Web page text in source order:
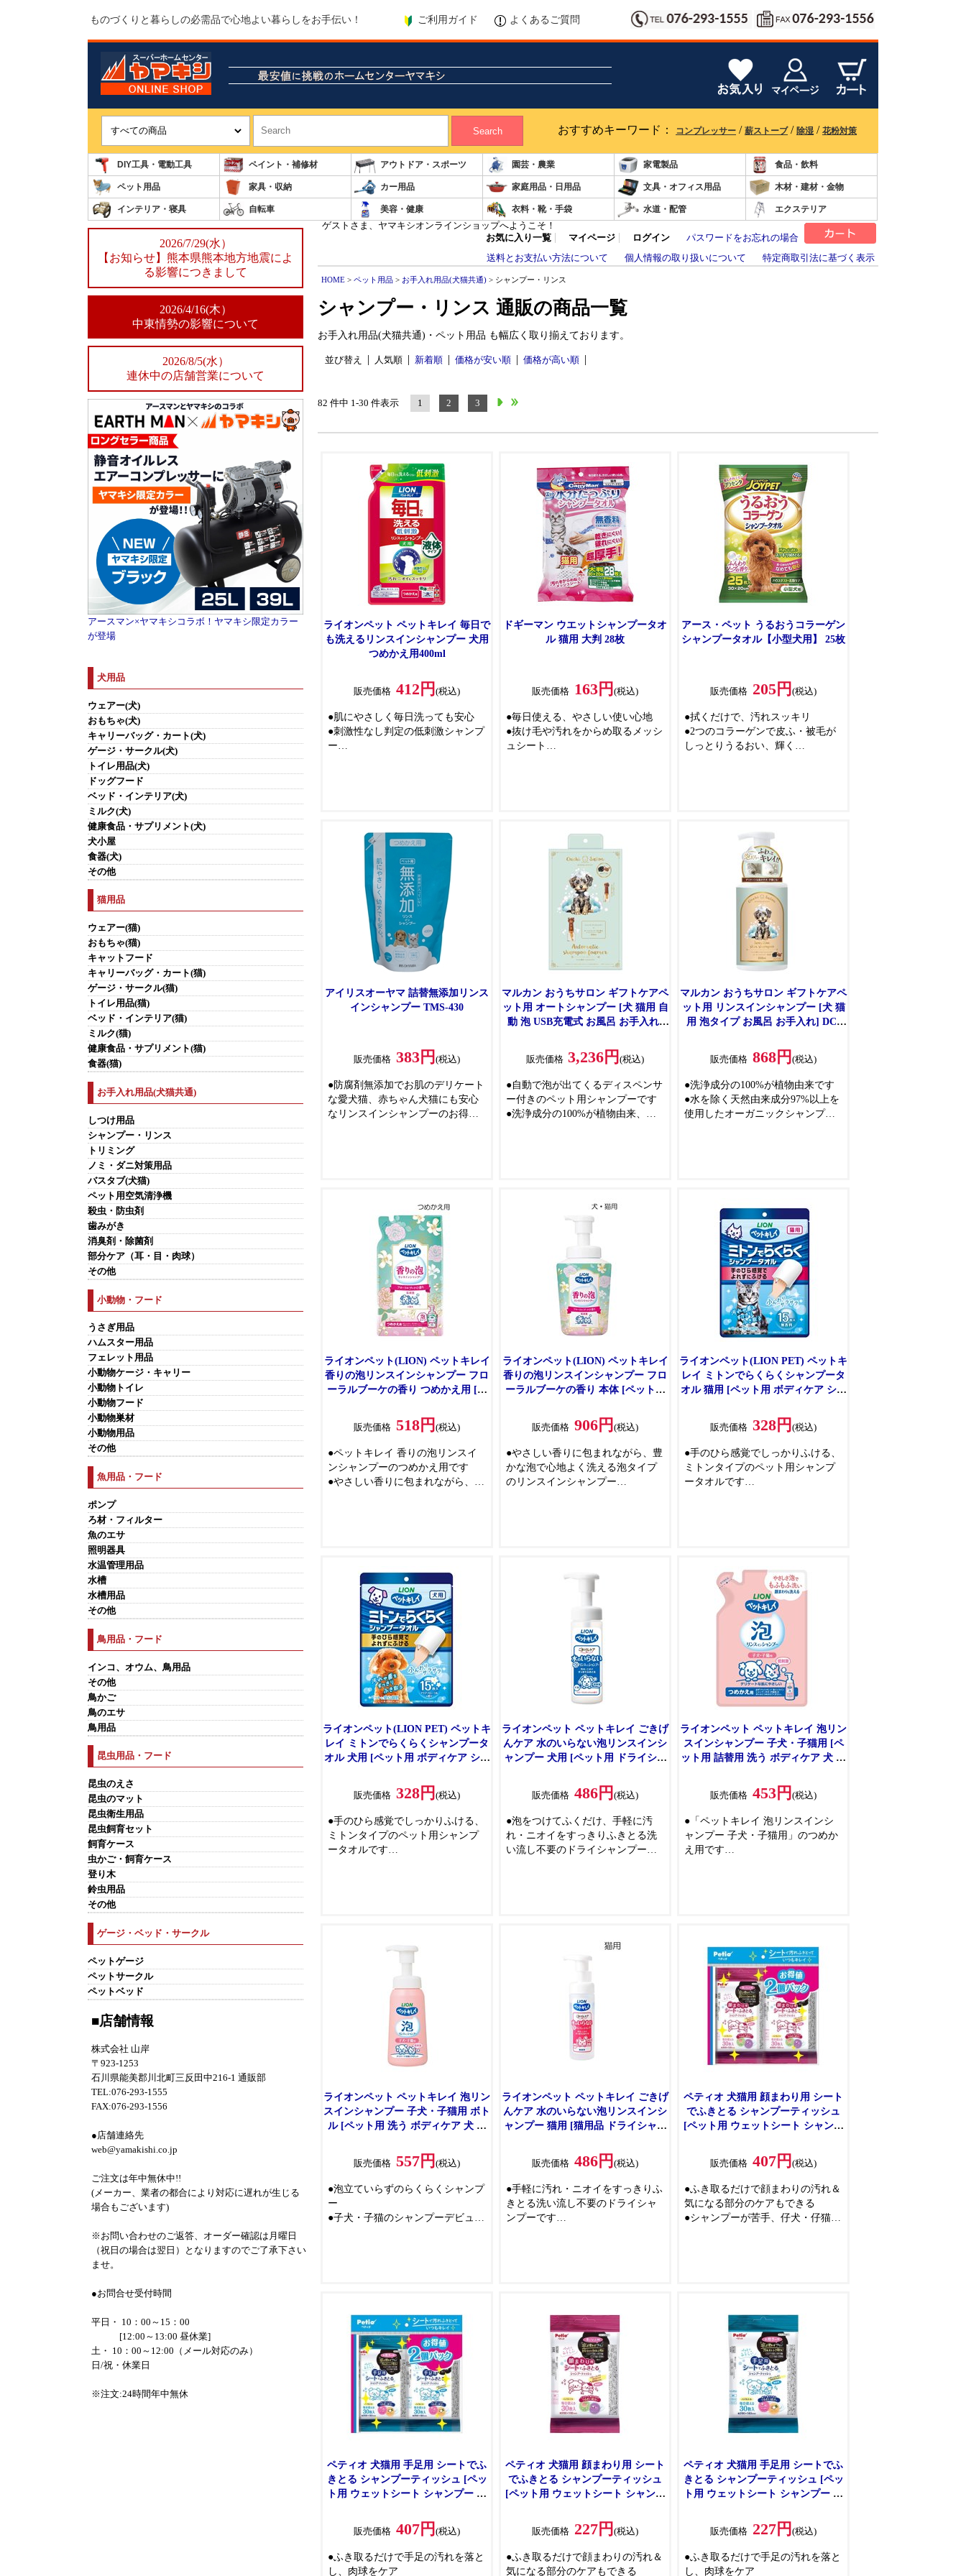
ものづくりと暮らしの必需品で心地よい暮らしをお手伝い！ ご利用ガイド よくあるご質問
Search おすすめキーワード： コンプレッサー / 薪ストーブ/ 除湿 / 花粉対策
DIY工具・電動工具 ペイント・補修材 アウトドア・スポーツ 園芸・農業 家電製品 食品・飲料
ペット用品 家具・収納 カー用品 家庭用品・日用品 文具・オフィス用品 木材・建材・金物
インテリア・寝具 自転車 美容・健康 衣料・靴・手袋 水道・配管 エクステリア
2026/7/29(水）
【お知らせ】熊本県熊本地方地震によ
る影響につきまして
2026/4/16(木）
中東情勢の影響について
2026/8/5(水）
連休中の店舗営業について
アースマン×ヤマキシコラボ！ヤマキシ限定カラー
が登場
犬用品
ウェアー(犬)
おもちゃ(犬)
キャリーバッグ・カート(犬)
ゲージ・サークル(犬)
トイレ用品(犬)
ドッグフード
ベッド・インテリア(犬)
ミルク(犬)
健康食品・サプリメント(犬)
犬小屋
食器(犬)
その他
猫用品
ウェアー(猫)
おもちゃ(猫)
キャットフード
キャリーバッグ・カート(猫)
ゲージ・サークル(猫)
トイレ用品(猫)
ベッド・インテリア(猫)
ミルク(猫)
健康食品・サプリメント(猫)
食器(猫)
お手入れ用品(犬猫共通)
しつけ用品
シャンプー・リンス
トリミング
ノミ・ダニ対策用品
バスタブ(犬猫)
ペット用空気清浄機
殺虫・防虫剤
歯みがき
消臭剤・除菌剤
部分ケア（耳・目・肉球）
その他
小動物・フード
うさぎ用品
ハムスター用品
フェレット用品
小動物ケージ・キャリー
小動物トイレ
小動物フード
小動物巣材
小動物用品
その他
魚用品・フード
ポンプ
ろ材・フィルター
魚のエサ
照明器具
水温管理用品
水槽
水槽用品
その他
鳥用品・フード
インコ、オウム、鳥用品
その他
鳥かご
鳥のエサ
鳥用品
昆虫用品・フード
昆虫のえさ
昆虫のマット
昆虫衛生用品
昆虫飼育セット
飼育ケース
虫かご・飼育ケース
登り木
鈴虫用品
その他
ゲージ・ベッド・サークル
ペットゲージ
ペットサークル
ペットベッド
■店舗情報
株式会社 山岸
〒923-1253
石川県能美郡川北町三反田中216-1 通販部
TEL:076-293-1555
FAX:076-293-1556
●店舗連絡先
web@yamakishi.co.jp
ご注文は年中無休中!!
(メーカー、業者の都合により対応に遅れが生じる
場合もございます)
※お問い合わせのご返答、オーダー確認は月曜日
（祝日の場合は翌日）となりますのでご了承下さい
ませ。
●お問合せ受付時間
平日・ 10：00～15：00
[12:00～13:00 昼休業]
土・ 10：00～12:00（メール対応のみ）
日/祝・休業日
※注文:24時間年中無休
ゲストさま、ヤマキシオンラインショップへようこそ！
お気に入り一覧
マイページ ログイン
パスワードをお忘れの場合
送料とお支払い方法について
個人情報の取り扱いについて 特定商取引法に基づく表示
HOME > ペット用品 > お手入れ用品(犬猫共通) > シャンプー・リンス
シャンプー・リンス 通販の商品一覧
お手入れ用品(犬猫共通)・ペット用品 も幅広く取り揃えております。
並び替え 人気順 新着順 価格が安い順 価格が高い順
82 件中 1-30 件表示 1 2 3
ライオンペット ペットキレイ 毎日で
も洗えるリンスインシャンプー 犬用
つめかえ用400ml
販売価格 412円 (税込)
●肌にやさしく毎日洗っても安心
●刺激性なし判定の低刺激シャンプ
ー
かに仕上げます
●うるおい成分アミノ酸配合
●やさしいマイルドフローラルの香
り(微香性)
※モデル皮ふ刺激性試験結果(全て
のペットに刺激がないわけではあ
りません。)
ドギーマン ウエットシャンプータオ
ル 猫用 大判 28枚
販売価格 163円 (税込)
●毎日使える、やさしい使い心地
●抜け毛や汚れをからめ取るメッシ
ュシート
ゃんにも安心です
●ジメジメした梅雨時季や、寒くて
乾燥する冬の時季も、水を使わず
拭き取るだけでシャンプーしたよ
うにスッキリ
アース・ペット うるおうコラーゲン
シャンプータオル【小型犬用】 25枚
販売価格 205円 (税込)
●拭くだけで、汚れスッキリ
●2つのコラーゲンで皮ふ・被毛が
しっとりうるおい、輝く
●ふんわりソープの香り
アイリスオーヤマ 詰替無添加リンス
インシャンプー TMS-430
販売価格 383円 (税込)
●防腐剤無添加でお肌のデリケート
な愛犬猫、赤ちゃん犬猫にも安心
なリンスインシャンプーのお得な
ラルの香りです
●便利な詰め替え用もございます
マルカン おうちサロン ギフトケアペ
ット用 オートシャンプー [犬 猫用 自
動 泡 USB充電式 お風呂 お手入れ]
販売価格 3,236円(税込)
●自動で泡が出てくるディスペンサ
ー付きのペット用シャンプーです
●洗浄成分の100%が植物由来、水
マルカン おうちサロン ギフトケアペ
ット用 リンスインシャンプー [犬 猫
用 泡タイプ お風呂 お手入れ] DC-
販売価格 868円 (税込)
●洗浄成分の100%が植物由来です
●水を除く天然由来成分97%以上を
使用したオーガニックシャンプー
●子犬・子猫のはじめてのシャンプ
ーにもおすすめです
ライオンペット(LION) ペットキレイ
香りの泡リンスインシャンプー フロ
ーラルブーケの香り つめかえ用 [ペ
販売価格 518円 (税込)
●ペットキレイ 香りの泡リンスイ
ンシャンプーのつめかえ用です
●やさしい香りに包まれながら、豊
●汚れ・ニオイをスッキリ落とす
●洗浄成分の100%が植物生まれ
●肌にやさしい刺激性なし判定処方
●シルクプロテイン配合
●華やかなフローラルブーケの香り
ライオンペット(LION) ペットキレイ
香りの泡リンスインシャンプー フロ
ーラルブーケの香り 本体 [ペット用
販売価格 906円 (税込)
●やさしい香りに包まれながら、豊
かな泡で心地よく洗える泡タイプ
のリンスインシャンプー
●洗浄成分の100%が植物生まれ
●肌にやさしい刺激性なし判定処方
●シルクプロテイン配合
●華やかなフローラルブーケの香り
ライオンペット(LION PET) ペットキ
レイ ミトンでらくらくシャンプータ
オル 猫用 [ペット用 ボディケア シャ
販売価格 328円 (税込)
●手のひら感覚でしっかりふける、
ミトンタイプのペット用シャンプ
ータオルです
●ふんわりサラサラに仕上げ
●洗浄成分は食品にも使われる成分
●ペットに安心設計(ノンアルコー
ル、皮ふ刺激性なし判定処方)
ライオンペット(LION PET) ペットキ
レイ ミトンでらくらくシャンプータ
オル 犬用 [ペット用 ボディケア シャ
販売価格 328円 (税込)
●手のひら感覚でしっかりふける、
ミトンタイプのペット用シャンプ
ータオルです
●洗浄成分は食品にも使われる成分
●ペットに安心設計(ノンアルコー
ル、皮ふ刺激性なし判定処方)
●やさしいアクアフローラルの香り
ライオンペット ペットキレイ ごきげ
んケア 水のいらない泡リンスインシ
ャンプー 犬用 [ペット用 ドライシャ
販売価格 486円 (税込)
●泡をつけてふくだけ、手軽に汚
れ・ニオイをすっきりふきとる洗
い流し不要のドライシャンプーで
●洗浄成分は食品にも使える成分
ライオンペット ペットキレイ 泡リン
スインシャンプー 子犬・子猫用 [ペ
ット用 詰替用 洗う ボディケア 犬 猫
販売価格 453円 (税込)
●「ペットキレイ 泡リンスインシ
ャンプー 子犬・子猫用」のつめか
え用です
まわりも洗いやすい
●洗浄成分の100%が植物生まれ
●コラーゲン配合
●デリケートな子犬・子猫の皮ふ・
被毛のうるおいを残しながら洗え
●ふんわりなめらかな仕上がりです
●弱酸性・無着色・アルコール無添
(微香性)
ライオンペット ペットキレイ 泡リン
スインシャンプー 子犬・子猫用 ボト
ル [ペット用 洗う ボディケア 犬 猫
販売価格 557円 (税込)
●泡立ていらずのらくらくシャンプ
ー
●子犬・子猫のシャンプーデビュー
●デリケートな子犬・子猫の皮ふ・
被毛のうるおいを残しながら洗え
●ふんわりなめらかな仕上がりです
●弱酸性・無着色・アルコール無添
●やさしいベビーせっけんの香り
(微香性)
ライオンペット ペットキレイ ごきげ
んケア 水のいらない泡リンスインシ
ャンプー 猫用 [猫用品 ドライシャン
販売価格 486円 (税込)
●手軽に汚れ・ニオイをすっきりふ
きとる洗い流し不要のドライシャ
ンプーです
ペティオ 犬猫用 顔まわり用 シート
でふきとる シャンプーティッシュ
[ペット用 ウェットシート シャンプ
販売価格 407円 (税込)
●ふき取るだけで顔まわりの汚れ＆
気になる部分のケアもできる
●シャンプーが苦手、仔犬・仔猫、
ン・緑茶乾留エキス入
●毎日使える30枚入
ペティオ 犬猫用 手足用 シートでふ
きとる シャンプーティッシュ [ペッ
ト用 ウェットシート シャンプー ノ
販売価格 407円 (税込)
●ふき取るだけで手足の汚れを落と
し、肉球をケア
ペティオ 犬猫用 顔まわり用 シート
でふきとる シャンプーティッシュ
[ペット用 ウェットシート シャンプ
販売価格 227円 (税込)
●ふき取るだけで顔まわりの汚れ＆
気になる部分のケアもできる
ペティオ 犬猫用 手足用 シートでふ
きとる シャンプーティッシュ [ペッ
ト用 ウェットシート シャンプー ノ
販売価格 227円 (税込)
●ふき取るだけで手足の汚れを落と
し、肉球をケア